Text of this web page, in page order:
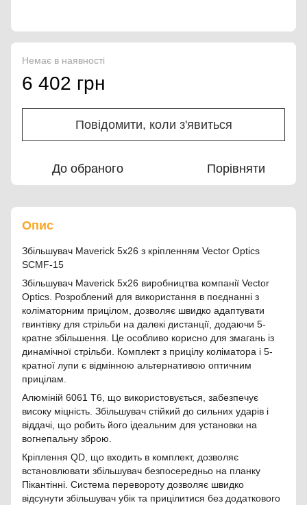
Немає в наявності
6 402 грн
Повідомити, коли з'явиться
До обраного Порівняти
Опис
Збільшувач Maverick 5x26 з кріпленням Vector Optics
SCMF-15
Збільшувач Maverick 5x26 виробництва компанії Vector
Optics. Розроблений для використання в поєднанні з
коліматорним прицілом, дозволяє швидко адаптувати
гвинтівку для стрільби на далекі дистанції, додаючи 5-
кратне збільшення. Це особливо корисно для змагань із
динамічної стрільби. Комплект з прицілу коліматора і 5-
кратної лупи є відмінною альтернативою оптичним
прицілам.
Алюміній 6061 T6, що використовується, забезпечує
високу міцність. Збільшувач стійкий до сильних ударів і
віддачі, що робить його ідеальним для установки на
вогнепальну зброю.
Кріплення QD, що входить в комплект, дозволяє
встановлювати збільшувач безпосередньо на планку
Пікантінні. Система перевороту дозволяє швидко
відсунути збільшувач убік та прицілитися без додаткового